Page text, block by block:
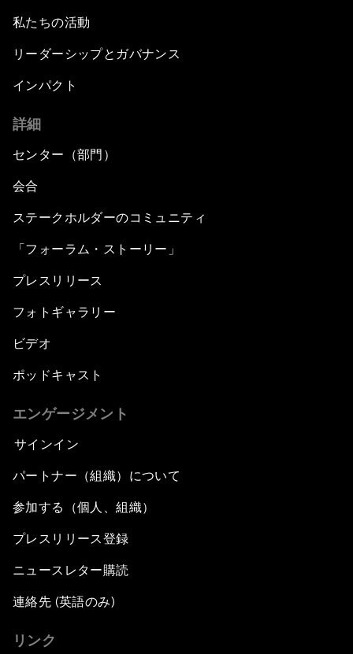
私たちの活動
リーダーシップとガバナンス
インパクト
詳細
センター（部門）
会合
ステークホルダーのコミュニティ
「フォーラム・ストーリー」
プレスリリース
フォトギャラリー
ビデオ
ポッドキャスト
エンゲージメント
サインイン
パートナー（組織）について
参加する（個人、組織）
プレスリリース登録
ニュースレター購読
連絡先 (英語のみ)
リンク